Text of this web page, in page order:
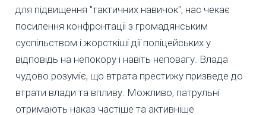
для підвищення "тактичних навичок", нас чекає
посилення конфронтації з громадянським
суспільством і жорсткіші дії поліцейських у
відповідь на непокору і навіть неповагу. Влада
чудово розуміє, що втрата престижу призведе до
втрати влади та впливу. Можливо, патрульні
отримають наказ частіше та активніше